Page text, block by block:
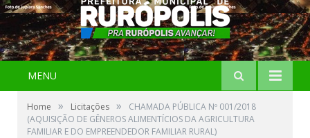
MENU
Home » Licitações »
CHAMADA PÚBLICA Nº 001/2018
(AQUISIÇÃO DE GÊNEROS ALIMENTÍCIOS DA AGRICULTURA
FAMILIAR E DO EMPREENDEDOR FAMILIAR RURAL)